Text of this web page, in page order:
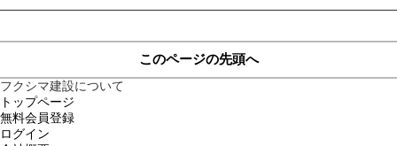
このページの先頭へ
フクシマ建設について
トップページ
無料会員登録
ログイン